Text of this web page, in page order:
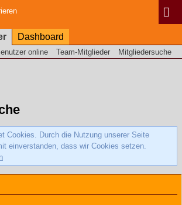
Dashboard
online Team-Mitglieder Mitgliedersuche
Cookies. Durch die Nutzung unserer Seite
einverstanden, dass wir Cookies setzen.